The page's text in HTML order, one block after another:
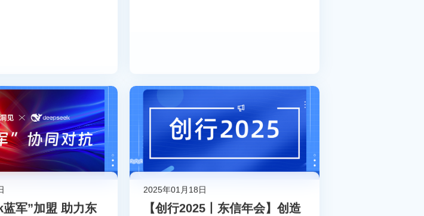
蓝军”加盟 助力东
2025年01月18日
【创行2025丨东信年会】创造